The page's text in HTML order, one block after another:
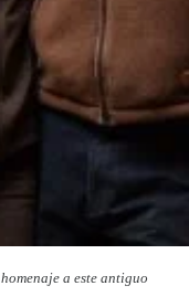
a este antiguo